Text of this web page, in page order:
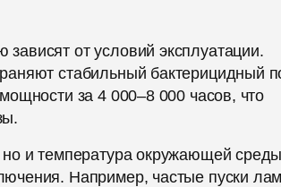
от условий эксплуатации.
стабильный бактерицидный
за 4 000–8 000 часов, что
и температура окружающей
Например, частые пуски